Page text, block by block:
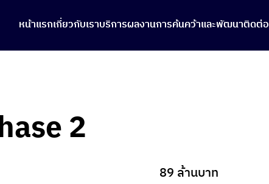
หน้าแรกเกี่ยวกับเราบริการผลงานการค้นคว้าและพัฒนาติดต่อ
หน้าแรกเกี่ยวกับเราบริการผลงานการค้นคว้าและพัฒนาติดต่อ
2
89 ล้านบาท